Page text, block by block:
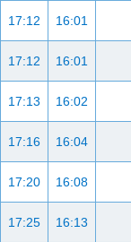
16:01
17:12
16:01
17:12
16:02
17:13
16:04
17:16
16:08
17:20
16:13
17:25